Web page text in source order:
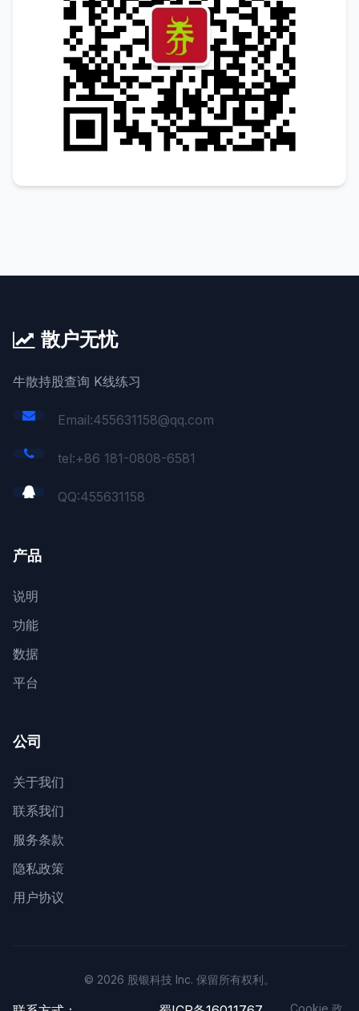
散户无忧
牛散持股查询 K线练习
Email:455631158@qq.com
tel:+86 181-0808-6581
QQ:455631158
产品
说明
功能
数据
平台
公司
关于我们
联系我们
服务条款
隐私政策
用户协议
© 2026 股银科技 Inc. 保留所有权利。
Cookie 政